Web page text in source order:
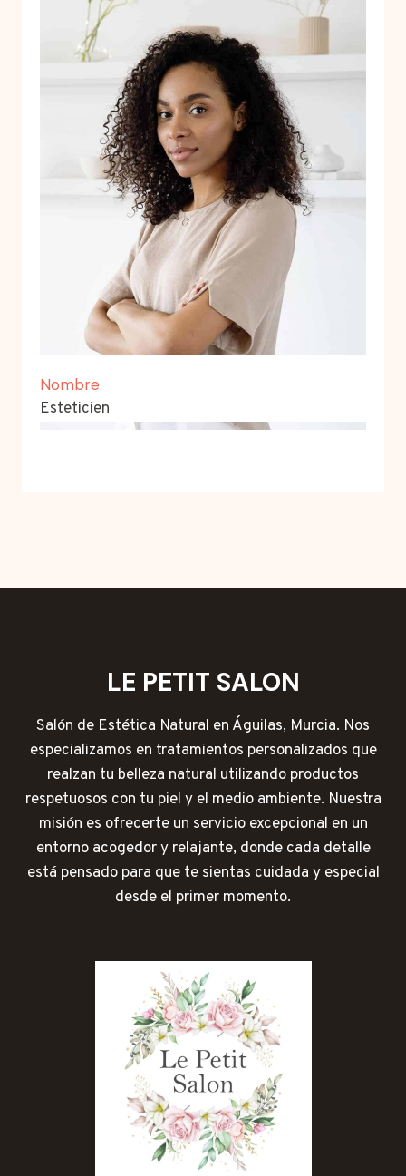
Nombre
Esteticien
LE PETIT SALON
Salón de Estética Natural en Águilas, Murcia. Nos
especializamos en tratamientos personalizados que
realzan tu belleza natural utilizando productos
respetuosos con tu piel y el medio ambiente. Nuestra
misión es ofrecerte un servicio excepcional en un
entorno acogedor y relajante, donde cada detalle
está pensado para que te sientas cuidada y especial
desde el primer momento.